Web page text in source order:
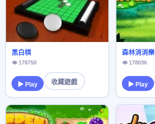
黑白棋
👁 178750
▶ Play 收藏遊戲
森林消消樂
👁 178036
▶ Play